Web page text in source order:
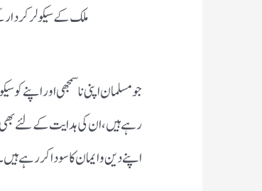
ملک کے سیکولر
جو مسلمان اپنی ناسمجھی اور اپنے
رہے ہیں ، ان کی ہدایت کے لئے بھی
اپنے دین و ایمان کا سودا کر رہے